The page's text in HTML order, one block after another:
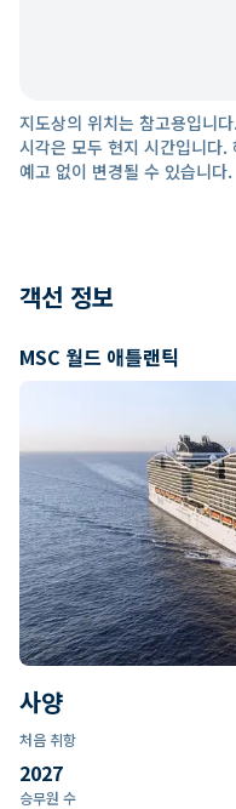
지도상의 위치는 참고용입니다.
시각은 모두 현지 시간입니다.
예고 없이 변경될 수 있습니다.
객선 정보
MSC 월드 애틀랜틱
사양
처음 취항
2027
승무원 수